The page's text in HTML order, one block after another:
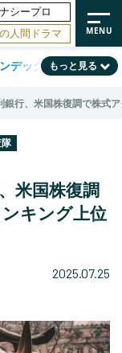
シープロ
人間ドラマ
デックスファンド
立投資 #30代
DC
の企業 #国内株式型
もっと見る
銀行、米国株復調で株式
米国株復調
キング上位
2025.07.25